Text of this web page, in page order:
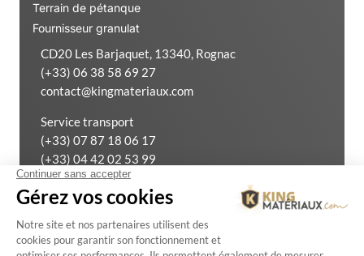
Terrain de pétanque
Fournisseur granulat
CD20 Les Barjaquet, 13340, Rognac
(+33) 06 38 58 69 27
contact@kingmateriaux.com
Service transport
(+33) 07 87 18 06 17
(+33) 04 42 02 53 99
Exercer mon droit de rétractation